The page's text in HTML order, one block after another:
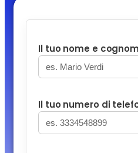
Il tuo nome e
Il tuo numero di